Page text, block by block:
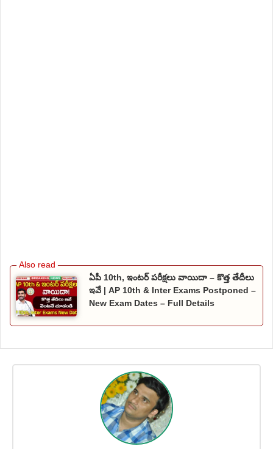
ఏపీ 10th, ఇంటర్ పరీక్షలు వాయిదా – కొత్త తేదీలు
ఇవే | AP 10th & Inter Exams Postponed –
New Exam Dates – Full Details